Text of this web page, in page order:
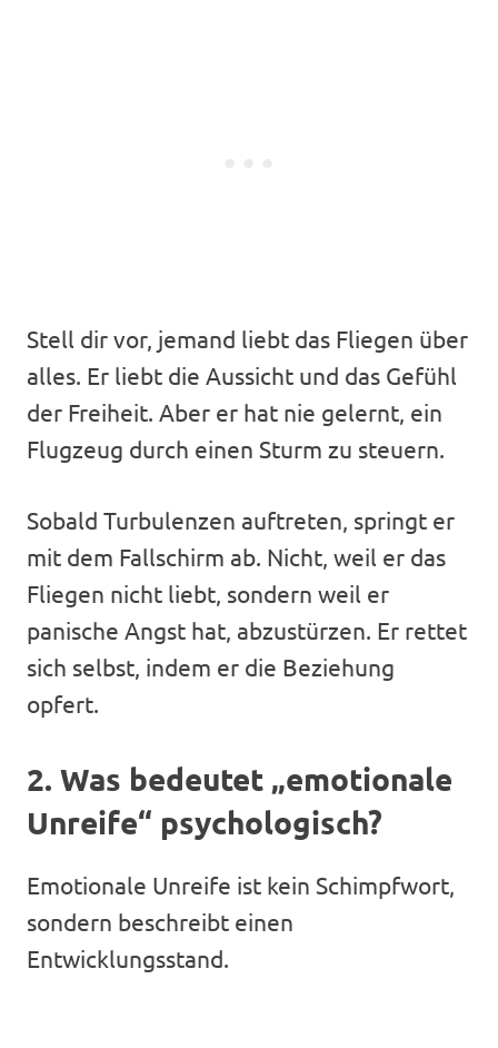
Stell dir vor, jemand liebt das Fliegen über
alles. Er liebt die Aussicht und das Gefühl
der Freiheit. Aber er hat nie gelernt, ein
Flugzeug durch einen Sturm zu steuern.
Sobald Turbulenzen auftreten, springt er
mit dem Fallschirm ab. Nicht, weil er das
Fliegen nicht liebt, sondern weil er
panische Angst hat, abzustürzen. Er rettet
sich selbst, indem er die Beziehung
opfert.
2. Was bedeutet „emotionale
Unreife“ psychologisch?
Emotionale Unreife ist kein Schimpfwort,
sondern beschreibt einen
Entwicklungsstand.